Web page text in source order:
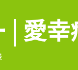
| 愛